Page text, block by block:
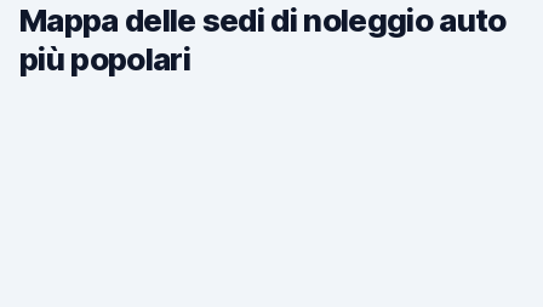
Mappa delle sedi di noleggio auto
più popolari